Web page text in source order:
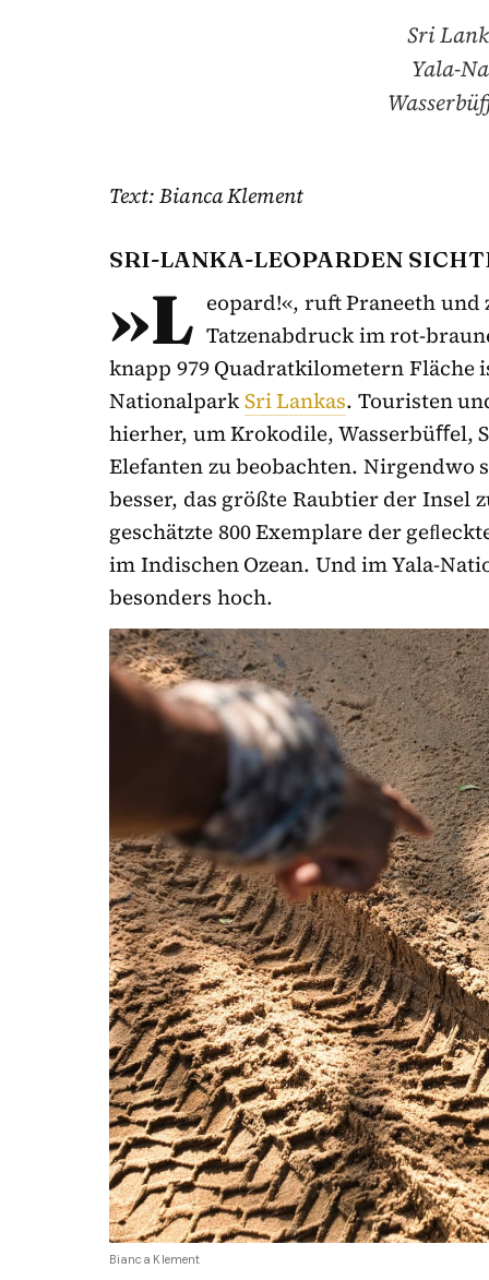
Sri
Yala-
Text: Bianca Klement
SRI-LANKA-LEOPARDEN
»L eopard!«, ruft Praneeth
Tatzenabdruck im rot-
knapp 979 Quadratkilometern Fläche
NationalparkSri Lankas. Touristen
hierher, um Krokodile, Wasserbüﬀel,
Elefanten zu beobachten. Nirgendwo
besser, das größte Raubtier der Insel
geschätzte 800 Exemplare der
im Indischen Ozean. Und im Yala-
besonders hoch.
Bianca Klement